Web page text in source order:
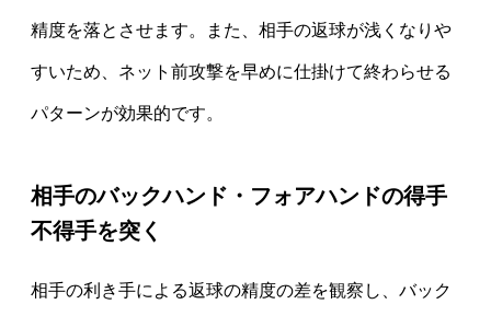
精度を落とさせます。また、相手の返球が浅くなりや
すいため、ネット前攻撃を早めに仕掛けて終わらせる
パターンが効果的です。
相手のバックハンド・フォアハンドの得手
不得手を突く
相手の利き手による返球の精度の差を観察し、バック